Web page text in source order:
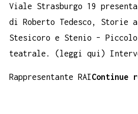
Viale Strasburgo 19
di Roberto Tedesco, Storie
Stesicoro e Stenio –
teatrale. (leggi qui)
Rappresentante RAIContinue